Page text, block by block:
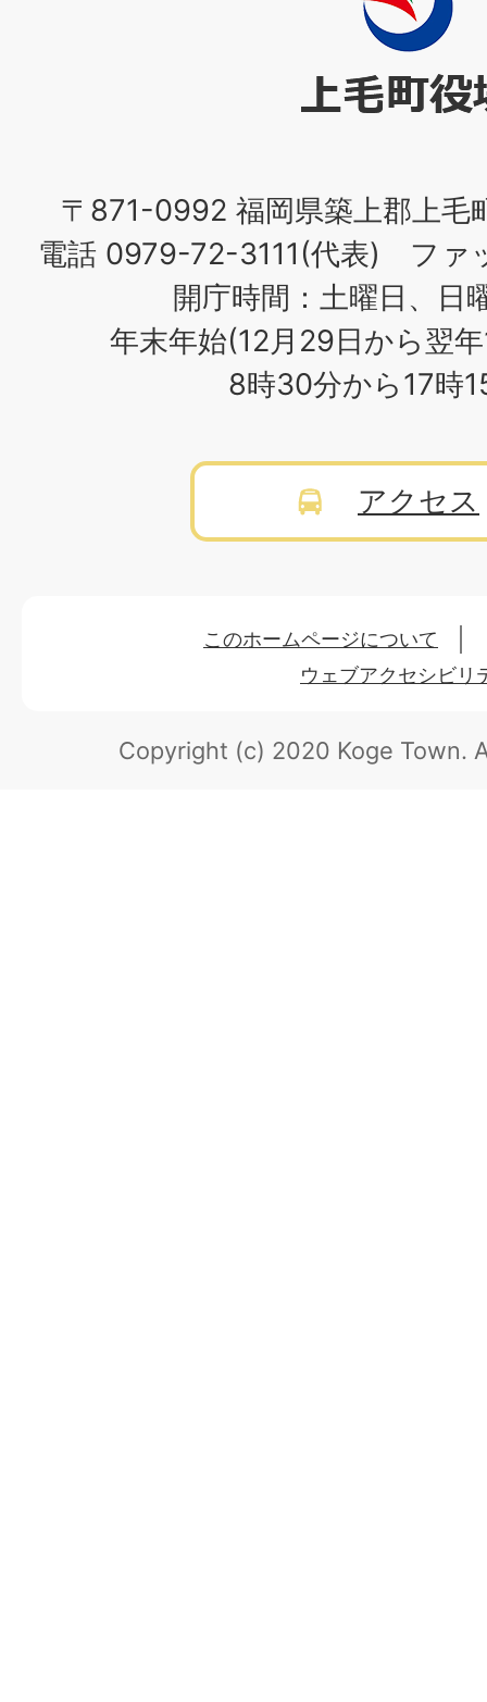
〒871-0992 福岡県築上郡上毛
電話 0979-72-3111(代表) ファ
開庁時間：土曜日、日
年末年始(12月29日から翌
8時30分から17時
アクセス
このホームページについて
ウェブアクセシビリ
Copyright (c) 2020 Koge Town.